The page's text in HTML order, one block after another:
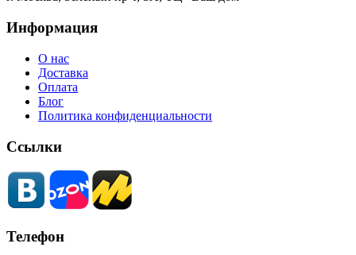
Информация
О нас
Доставка
Оплата
Блог
Политика конфиденциальности
Ссылки
Телефон